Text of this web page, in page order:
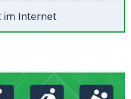
im Internet